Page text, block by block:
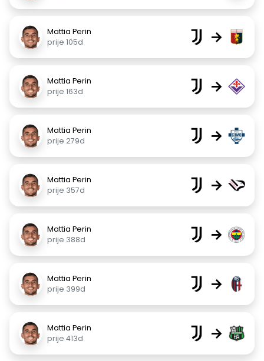
Mattia Perin
prije 105d
→
Mattia Perin
prije 163d
→
Mattia Perin
prije 279d
→
Mattia Perin
prije 357d
→
Mattia Perin
prije 388d
→
Mattia Perin
prije 399d
→
Mattia Perin
prije 413d
→